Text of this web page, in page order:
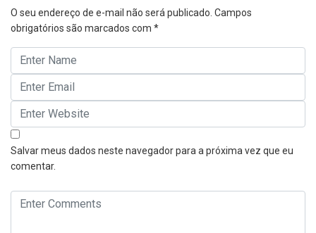
O seu endereço de e-mail não será publicado. Campos
obrigatórios são marcados com *
Salvar meus dados neste navegador para a próxima vez que eu
comentar.